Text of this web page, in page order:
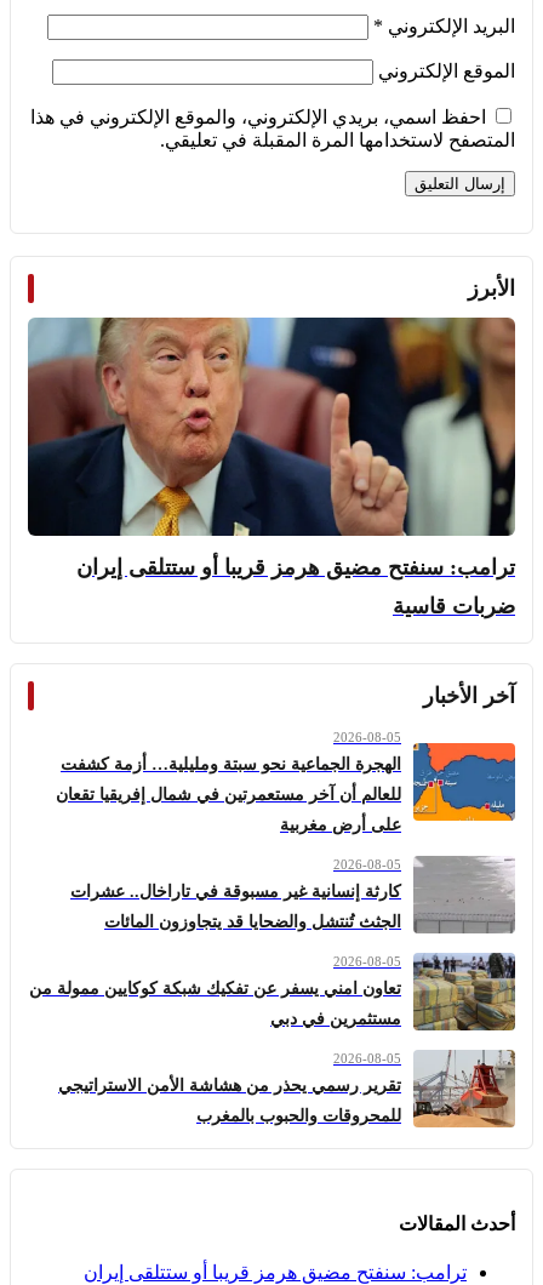
البريد الإلكتروني *
الموقع الإلكتروني
احفظ اسمي، بريدي الإلكتروني، والموقع الإلكتروني في هذا
المتصفح لاستخدامها المرة المقبلة في تعليقي.
الأبرز
ترامب: سنفتح مضيق هرمز قريبا أو ستتلقى إيران
ضربات قاسية
آخر الأخبار
2026-08-05
الهجرة الجماعية نحو سبتة ومليلية… أزمة كشفت
للعالم أن آخر مستعمرتين في شمال إفريقيا تقعان
على أرض مغربية
2026-08-05
كارثة إنسانية غير مسبوقة في تاراخال.. عشرات
الجثث تُنتشل والضحايا قد يتجاوزون المائات
2026-08-05
تعاون امني يسفر عن تفكيك شبكة كوكايين ممولة من
مستثمرين في دبي
2026-08-05
تقرير رسمي يحذر من هشاشة الأمن الاستراتيجي
للمحروقات والحبوب بالمغرب
أحدث المقالات
ترامب: سنفتح مضيق هرمز قريبا أو ستتلقى إيران